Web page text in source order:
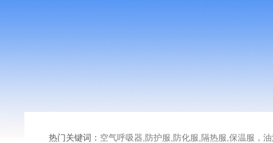
热门关键词： 空气呼吸器,防护服,防化服,隔热服,保温服，